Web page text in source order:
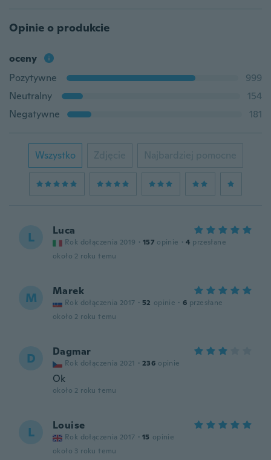
Opinie o produkcie
oceny
Pozytywne
999
Neutralny
154
Negatywne
181
Wszystko Zdjęcie Najbardziej pomocne
L Luca
Rok dołączenia 2019 · 157 opinie · 4 przesłane
około 2 roku temu
M Marek
Rok dołączenia 2017 · 52 opinie · 6 przesłane
około 2 roku temu
D Dagmar
Rok dołączenia 2021 · 236 opinie
Ok
około 2 roku temu
L Louise
Rok dołączenia 2017 · 15 opinie
około 3 roku temu